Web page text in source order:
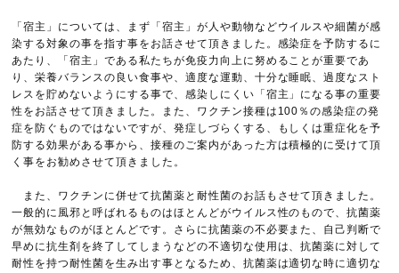
「宿主」については、まず「宿主」が人や動物などウイルスや細菌が感
染する対象の事を指す事をお話させて頂きました。感染症を予防するに
あたり、「宿主」である私たちが免疫力向上に努めることが重要であ
り、栄養バランスの良い食事や、適度な運動、十分な睡眠、過度なスト
レスを貯めないようにする事で、感染しにくい「宿主」になる事の重要
性をお話させて頂きました。また、ワクチン接種は100％の感染症の発
症を防ぐものではないですが、発症しづらくする、もしくは重症化を予
防する効果がある事から、接種のご案内があった方は積極的に受けて頂
く事をお勧めさせて頂きました。
また、ワクチンに併せて抗菌薬と耐性菌のお話もさせて頂きました。
一般的に風邪と呼ばれるものはほとんどがウイルス性のもので、抗菌薬
が無効なものがほとんどです。さらに抗菌薬の不必要また、自己判断で
早めに抗生剤を終了してしまうなどの不適切な使用は、抗菌薬に対して
耐性を持つ耐性菌を生み出す事となるため、抗菌薬は適切な時に適切な